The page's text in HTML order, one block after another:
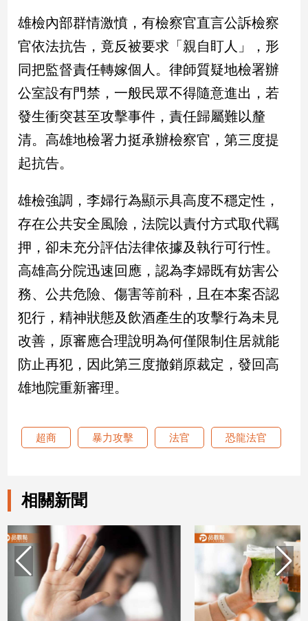
點
台
灣
觀
點
娛
娛
樂
星
流
行/
尚
追
星
活
內
計
旅
遊/
食
星
雄檢內部群情激憤，有檢察官直言公訴檢察
官依法抗告，竟反被要求「親自盯人」，形
同把監督責任轉嫁個人。律師質疑地檢署辦
公室設有門禁，一般民眾不得隨意進出，若
發生衝突甚至攻擊事件，責任歸屬難以釐
清。高雄地檢署力挺承辦檢察官，第三度提
起抗告。
雄檢強調，李婦行為顯示具高度不穩定性，
存在公共安全風險，法院以責付方式取代羈
押，卻未充分評估法律依據及執行可行性。
高雄高分院迅速回應，認為李婦既有妨害公
務、公共危險、傷害等前科，且在本案否認
犯行，精神狀態及飲酒產生的攻擊行為未見
改善，原審應合理說明為何僅限制住居就能
防止再犯，因此第三度撤銷原裁定，發回高
雄地院重新審理。
超商 暴力攻擊 法官 恐龍法官
相關新聞